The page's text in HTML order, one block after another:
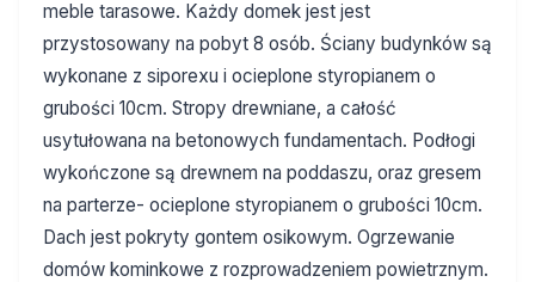
meble tarasowe. Każdy domek jest jest
przystosowany na pobyt 8 osób. Ściany budynków są
wykonane z siporexu i ocieplone styropianem o
grubości 10cm. Stropy drewniane, a całość
usytułowana na betonowych fundamentach. Podłogi
wykończone są drewnem na poddaszu, oraz gresem
na parterze- ocieplone styropianem o grubości 10cm.
Dach jest pokryty gontem osikowym. Ogrzewanie
domów kominkowe z rozprowadzeniem powietrznym.